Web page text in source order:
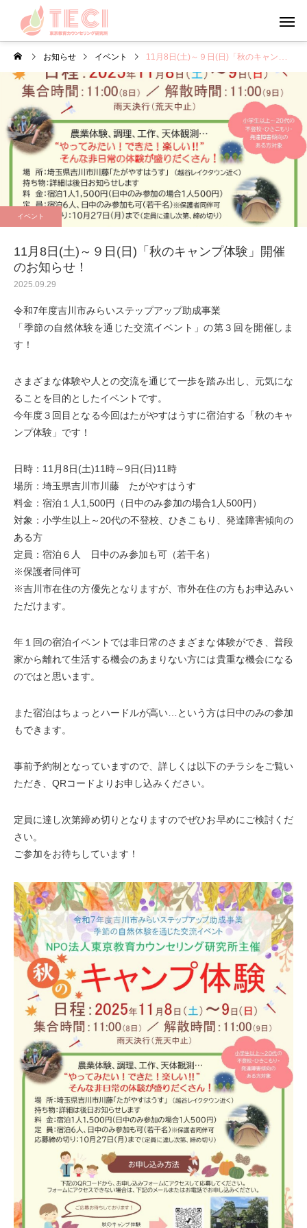
カウンセリング メンタルフ
日々のこと・その他
お盆・夏休みの過ごし方
心理学
やる気について考えて
う
お知らせ イベント 11月8日(土)～９日(日)「秋のキャンプ体験」開催のお知らせ！
イベント
11月8日(土)～９日(日)「秋のキャンプ体験」開催
のお知らせ！
2025.09.29
令和7年度吉川市みらいステップアップ助成事業
「季節の自然体験を通じた交流イベント」の第３回を開催しま
す！
さまざまな体験や人との交流を通じて一歩を踏み出し、元気にな
ることを目的としたイベントです。
今年度３回目となる今回はたがやすはうすに宿泊する「秋のキャ
ンプ体験」です！
日時：11月8日(土)11時～9日(日)11時
場所：埼玉県吉川市川藤 たがやすはうす
料金：宿泊１人1,500円（日中のみ参加の場合1人500円）
対象：小学生以上～20代の不登校、ひきこもり、発達障害傾向の
ある方
定員：宿泊６人 日中のみ参加も可（若干名）
※保護者同伴可
※吉川市在住の方優先となりますが、市外在住の方もお申込みい
ただけます。
年１回の宿泊イベントでは非日常のさまざまな体験ができ、普段
家から離れて生活する機会のあまりない方には貴重な機会になる
のではと思います。
また宿泊はちょっとハードルが高い…という方は日中のみの参加
もできます。
事前予約制となっていますので、詳しくは以下のチラシをご覧い
ただき、QRコードよりお申し込みください。
定員に達し次第締め切りとなりますのでぜひお早めにご検討くだ
さい。
ご参加をお待ちしています！